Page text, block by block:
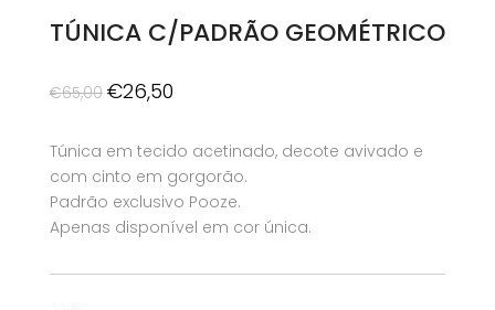
TÚNICA C/PADRÃO GEOMÉTRICO
€65,00 O
original
era:
€65,00.
€26,50O
atual
é:
€26,50.
Túnica em tecido acetinado, decote avivado e
com cinto em gorgorão.
Padrão exclusivo Pooze.
Apenas disponível em cor única.